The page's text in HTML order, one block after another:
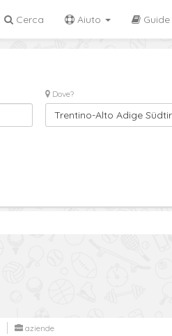
Cerca Aiuto Guide
Dove?
Trentino-Alto Adige
aziende